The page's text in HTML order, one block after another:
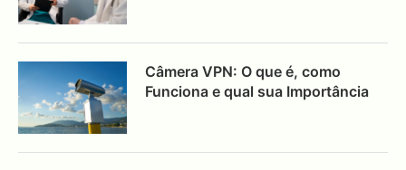
Câmera VPN: O que é, como
Funciona e qual sua Importância